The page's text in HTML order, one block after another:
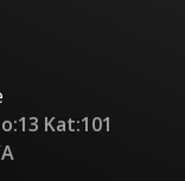
Kat:101